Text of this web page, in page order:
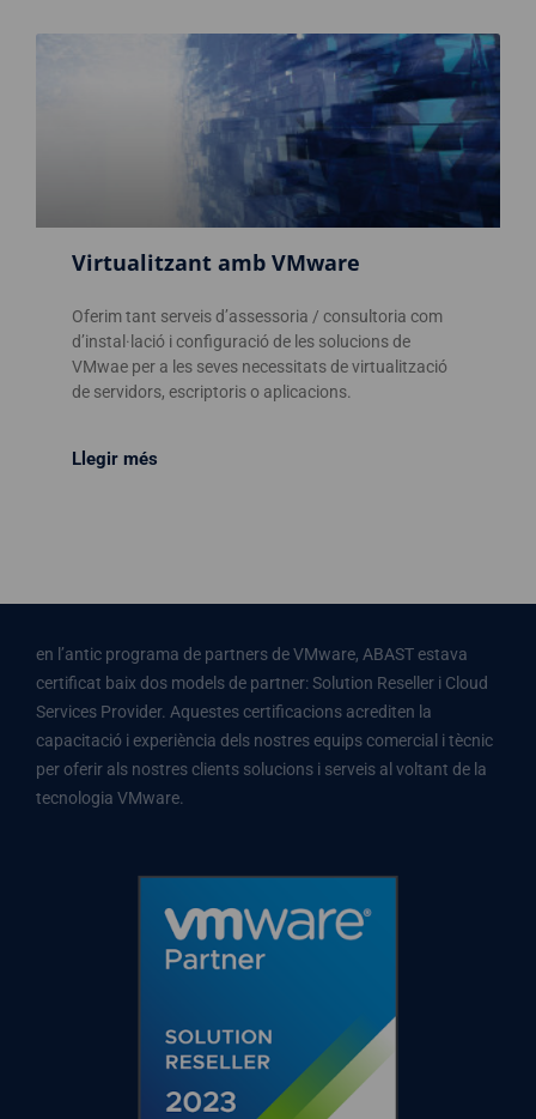
Virtualitzant amb VMware
Oferim tant serveis d’assessoria / consultoria com
d’instal·lació i configuració de les solucions de
VMwae per a les seves necessitats de virtualització
de servidors, escriptoris o aplicacions.
Llegir més
en l’antic programa de partners de VMware, ABAST estava
certificat baix dos models de partner: Solution Reseller i Cloud
Services Provider. Aquestes certificacions acrediten la
capacitació i experiència dels nostres equips comercial i tècnic
per oferir als nostres clients solucions i serveis al voltant de la
tecnologia VMware.